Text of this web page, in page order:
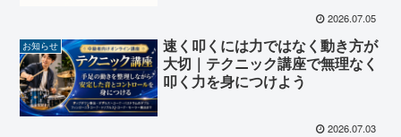
2026.07.05
お知らせ
速く叩くには力ではなく動き方が
大切｜テクニック講座で無理なく
叩く力を身につけよう
2026.07.03